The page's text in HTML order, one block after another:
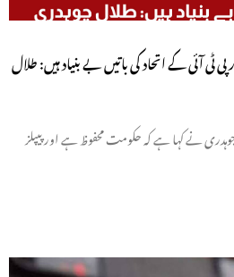
ٹی آئی کے اتحاد کی باتیں بے بنیاد ہیں: طلال
نے کہا ہے کہ حکومت محفوظ ہے اور پیپلز